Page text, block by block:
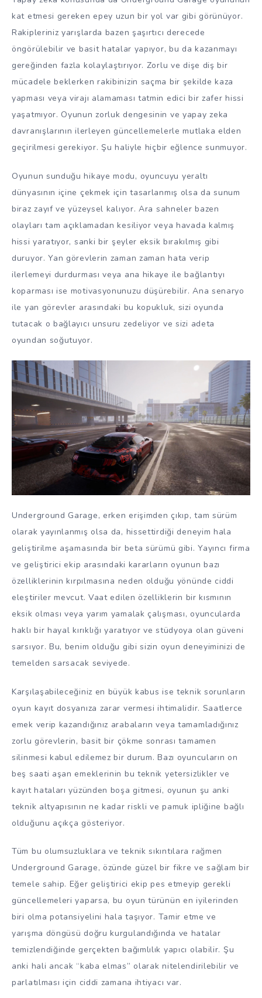
kat etmesi gereken epey uzun bir yol var gibi görünüyor.
Rakipleriniz yarışlarda bazen şaşırtıcı derecede
öngörülebilir ve basit hatalar yapıyor, bu da kazanmayı
gereğinden fazla kolaylaştırıyor. Zorlu ve dişe diş bir
mücadele beklerken rakibinizin saçma bir şekilde kaza
yapması veya virajı alamaması tatmin edici bir zafer hissi
yaşatmıyor. Oyunun zorluk dengesinin ve yapay zeka
davranışlarının ilerleyen güncellemelerle mutlaka elden
geçirilmesi gerekiyor. Şu haliyle hiçbir eğlence sunmuyor.
Oyunun sunduğu hikaye modu, oyuncuyu yeraltı
dünyasının içine çekmek için tasarlanmış olsa da sunum
biraz zayıf ve yüzeysel kalıyor. Ara sahneler bazen
olayları tam açıklamadan kesiliyor veya havada kalmış
hissi yaratıyor, sanki bir şeyler eksik bırakılmış gibi
duruyor. Yan görevlerin zaman zaman hata verip
ilerlemeyi durdurması veya ana hikaye ile bağlantıyı
koparması ise motivasyonunuzu düşürebilir. Ana senaryo
ile yan görevler arasındaki bu kopukluk, sizi oyunda
tutacak o bağlayıcı unsuru zedeliyor ve sizi adeta
oyundan soğutuyor.
Underground Garage, erken erişimden çıkıp, tam sürüm
olarak yayınlanmış olsa da, hissettirdiği deneyim hala
geliştirilme aşamasında bir beta sürümü gibi. Yayıncı firma
ve geliştirici ekip arasındaki kararların oyunun bazı
özelliklerinin kırpılmasına neden olduğu yönünde ciddi
eleştiriler mevcut. Vaat edilen özelliklerin bir kısmının
eksik olması veya yarım yamalak çalışması, oyuncularda
haklı bir hayal kırıklığı yaratıyor ve stüdyoya olan güveni
sarsıyor. Bu, benim olduğu gibi sizin oyun deneyiminizi de
temelden sarsacak seviyede.
Karşılaşabileceğiniz en büyük kabus ise teknik sorunların
oyun kayıt dosyanıza zarar vermesi ihtimalidir. Saatlerce
emek verip kazandığınız arabaların veya tamamladığınız
zorlu görevlerin, basit bir çökme sonrası tamamen
silinmesi kabul edilemez bir durum. Bazı oyuncuların on
beş saati aşan emeklerinin bu teknik yetersizlikler ve
kayıt hataları yüzünden boşa gitmesi, oyunun şu anki
teknik altyapısının ne kadar riskli ve pamuk ipliğine bağlı
olduğunu açıkça gösteriyor.
Tüm bu olumsuzluklara ve teknik sıkıntılara rağmen
Underground Garage, özünde güzel bir fikre ve sağlam bir
temele sahip. Eğer geliştirici ekip pes etmeyip gerekli
güncellemeleri yaparsa, bu oyun türünün en iyilerinden
biri olma potansiyelini hala taşıyor. Tamir etme ve
yarışma döngüsü doğru kurgulandığında ve hatalar
temizlendiğinde gerçekten bağımlılık yapıcı olabilir. Şu
anki hali ancak “kaba elmas” olarak nitelendirilebilir ve
parlatılması için ciddi zamana ihtiyacı var.